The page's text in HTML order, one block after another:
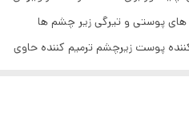
های پوستی و تیرگی زیر چشم ها
پوست زیرچشم ترمیم کننده حاوی